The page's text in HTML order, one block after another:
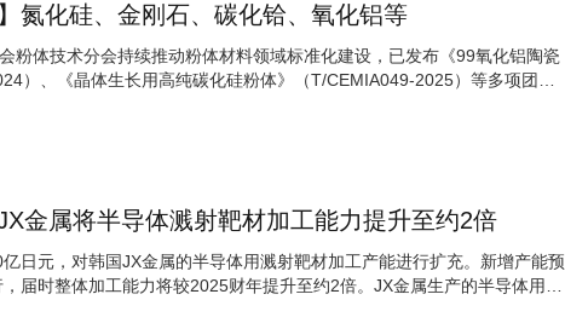
氮化硅、金刚石、碳化铪、氧化铝等
粉体技术分会持续推动粉体材料领域标准化建设，已发布《99氧化铝陶瓷
）、《晶体生长用高纯碳化硅粉体》（T/CEMIA049-2025）等多项团体
金属将半导体溅射靶材加工能力提升至约2倍
日元，对韩国JX金属的半导体用溅射靶材加工产能进行扩充。新增产能预
届时整体加工能力将较2025财年提升至约2倍。JX金属生产的半导体用溅